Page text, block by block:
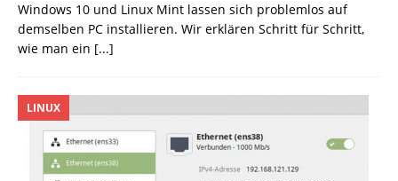
Windows 10 und Linux Mint lassen sich problemlos auf
demselben PC installieren. Wir erklären Schritt für Schritt,
wie man ein [...]
LINUX